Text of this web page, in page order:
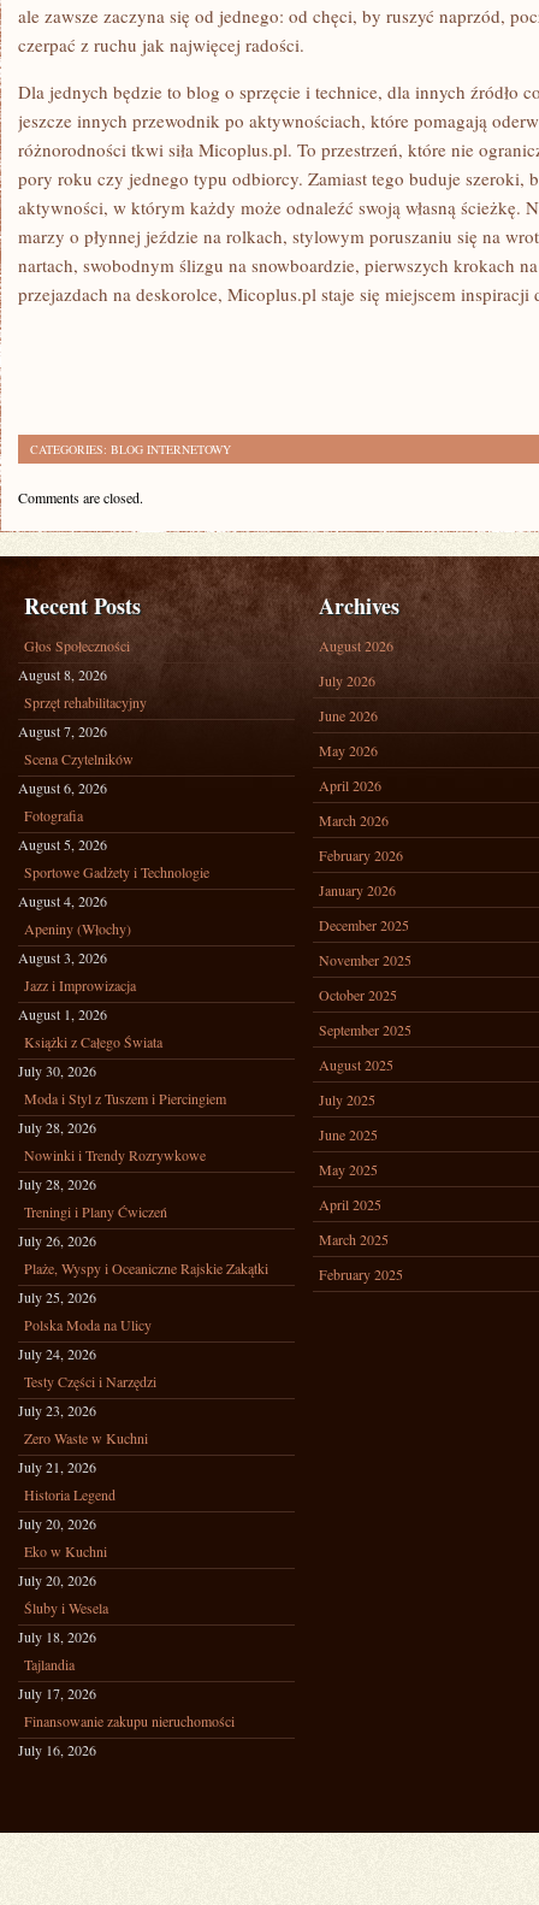
ale zawsze zaczyna się od jednego: od chęci, by ruszyć naprzód,
czerpać z ruchu jak najwięcej radości.
Dla jednych będzie to blog o sprzęcie i technice, dla innych źródło
jeszcze innych przewodnik po aktywnościach, które pomagają
różnorodności tkwi siła Micoplus.pl. To przestrzeń, które nie
pory roku czy jednego typu odbiorcy. Zamiast tego buduje szeroki,
aktywności, w którym każdy może odnaleźć swoją własną ścieżkę.
marzy o płynnej jeździe na rolkach, stylowym poruszaniu się na
nartach, swobodnym ślizgu na snowboardzie, pierwszych krokach
przejazdach na deskorolce, Micoplus.pl staje się miejscem inspiracji
CATEGORIES: BLOG INTERNETOWY
Comments are closed.
Recent Posts
Głos Społeczności
August 8, 2026
Sprzęt rehabilitacyjny
August 7, 2026
Scena Czytelników
August 6, 2026
Fotografia
August 5, 2026
Sportowe Gadżety i Technologie
August 4, 2026
Apeniny (Włochy)
August 3, 2026
Jazz i Improwizacja
August 1, 2026
Książki z Całego Świata
July 30, 2026
Moda i Styl z Tuszem i Piercingiem
July 28, 2026
Nowinki i Trendy Rozrywkowe
July 28, 2026
Treningi i Plany Ćwiczeń
July 26, 2026
Plaże, Wyspy i Oceaniczne Rajskie Zakątki
July 25, 2026
Polska Moda na Ulicy
July 24, 2026
Testy Części i Narzędzi
July 23, 2026
Zero Waste w Kuchni
July 21, 2026
Historia Legend
July 20, 2026
Eko w Kuchni
July 20, 2026
Śluby i Wesela
July 18, 2026
Tajlandia
July 17, 2026
Finansowanie zakupu nieruchomości
July 16, 2026
Archives
August 2026
July 2026
June 2026
May 2026
April 2026
March 2026
February 2026
January 2026
December 2025
November 2025
October 2025
September 2025
August 2025
July 2025
June 2025
May 2025
April 2025
March 2025
February 2025